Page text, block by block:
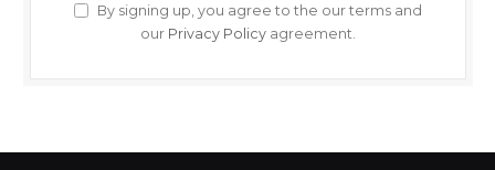
By signing up, you agree to the our terms and
our Privacy Policy agreement.